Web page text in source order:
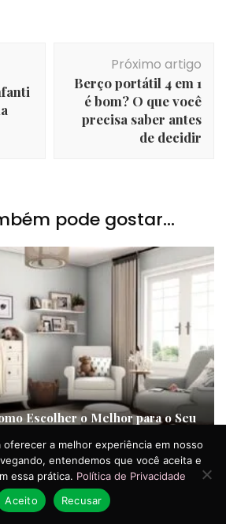
Próximo artigo
Berço portátil 4 em 1
é bom? O que você
precisa saber antes
de decidir
pode gostar...
Escolher o Melhor para o Seu
oferecer a melhor experiência em nosso
entendemos que você aceita e
essa prática. Política de Privacidade
Aceito
Recusar